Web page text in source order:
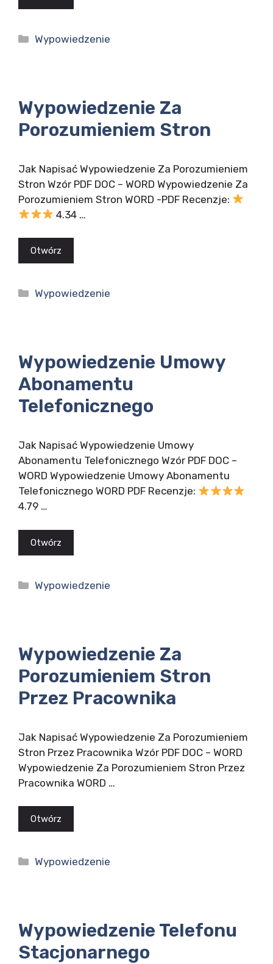
Kategorie
Wypowiedzenie
Wypowiedzenie Za
Porozumieniem Stron
Jak Napisać Wypowiedzenie Za Porozumieniem
Stron Wzór PDF DOC – WORD Wypowiedzenie Za
Porozumieniem Stron WORD -PDF Recenzje:
4.34 …
Otwórz
Kategorie
Wypowiedzenie
Wypowiedzenie Umowy
Abonamentu
Telefonicznego
Jak Napisać Wypowiedzenie Umowy
Abonamentu Telefonicznego Wzór PDF DOC –
WORD Wypowiedzenie Umowy Abonamentu
Telefonicznego WORD PDF Recenzje:
4.79 …
Otwórz
Kategorie
Wypowiedzenie
Wypowiedzenie Za
Porozumieniem Stron
Przez Pracownika
Jak Napisać Wypowiedzenie Za Porozumieniem
Stron Przez Pracownika Wzór PDF DOC – WORD
Wypowiedzenie Za Porozumieniem Stron Przez
Pracownika WORD …
Otwórz
Kategorie
Wypowiedzenie
Wypowiedzenie Telefonu
Stacjonarnego